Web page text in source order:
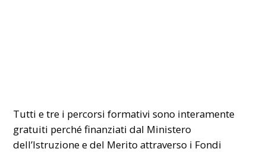
Tutti e tre i percorsi formativi sono interamente
gratuiti perché finanziati dal Ministero
dell’Istruzione e del Merito attraverso i Fondi